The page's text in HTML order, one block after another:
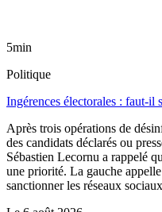
5min
Politique
Ingérences électorales : faut-il
Après trois opérations de
des candidats déclarés ou
Sébastien Lecornu a rappelé
une priorité. La gauche
sanctionner les réseaux